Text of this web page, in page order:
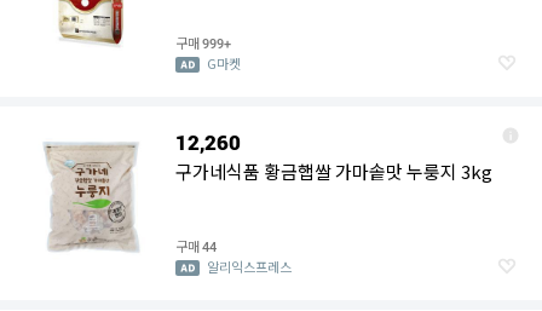
구매999+
G마켓
12,260
구가네식품 황금햅쌀 가마솥맛 누룽지 3kg
구매44
알리익스프레스